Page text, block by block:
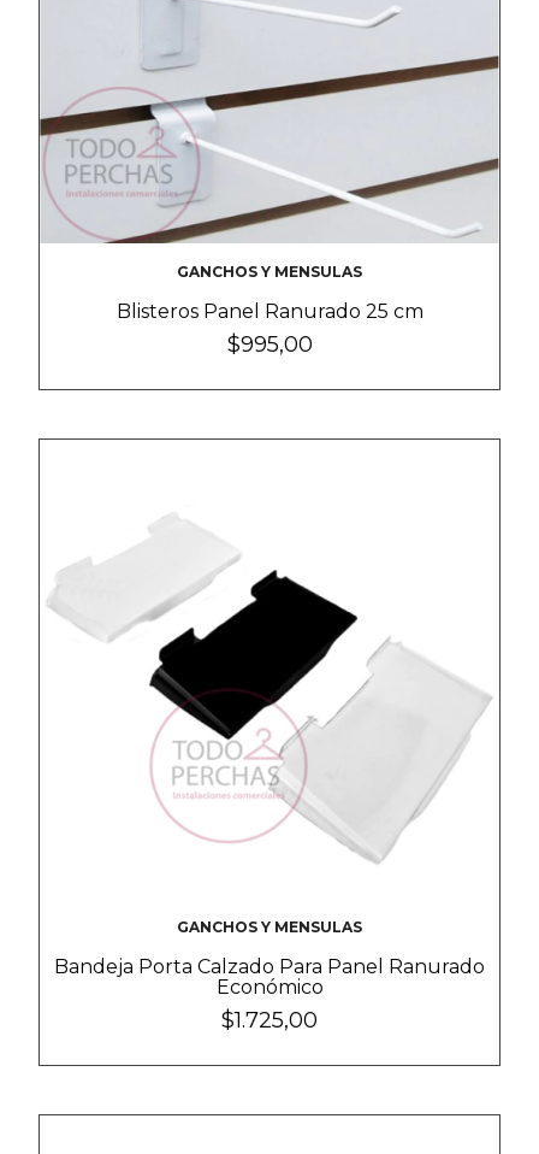
GANCHOS Y MENSULAS
Blisteros Panel Ranurado 25 cm
$995,00
GANCHOS Y MENSULAS
Bandeja Porta Calzado Para Panel Ranurado
Económico
$1.725,00